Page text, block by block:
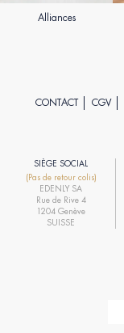
Alliances
CONTACT CGV
SIÈGE SOCIAL
(Pas de retour colis)
EDENLY SA
Rue de Rive 4
1204 Genève
SUISSE